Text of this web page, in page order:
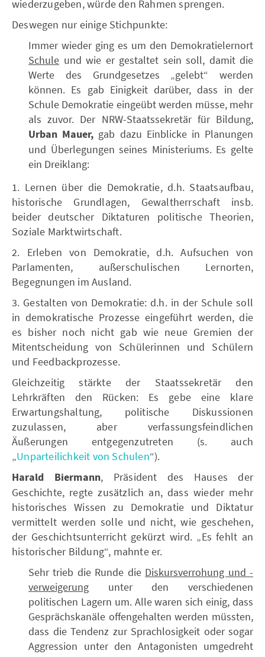
wiederzugeben, würde den Rahmen sprengen.
Deswegen nur einige Stichpunkte:
Immer wieder ging es um den Demokratielernort
Schule und wie er gestaltet sein soll, damit die
Werte des Grundgesetzes „gelebt“ werden
können. Es gab Einigkeit darüber, dass in der
Schule Demokratie eingeübt werden müsse, mehr
als zuvor. Der NRW-Staatssekretär für Bildung,
Urban Mauer, gab dazu Einblicke in Planungen
und Überlegungen seines Ministeriums. Es gelte
ein Dreiklang:
1. Lernen über die Demokratie, d.h. Staatsaufbau,
historische Grundlagen, Gewaltherrschaft insb.
beider deutscher Diktaturen politische Theorien,
Soziale Marktwirtschaft.
2. Erleben von Demokratie, d.h. Aufsuchen von
Parlamenten, außerschulischen Lernorten,
Begegnungen im Ausland.
3. Gestalten von Demokratie: d.h. in der Schule soll
in demokratische Prozesse eingeführt werden, die
es bisher noch nicht gab wie neue Gremien der
Mitentscheidung von Schülerinnen und Schülern
und Feedbackprozesse.
Gleichzeitig stärkte der Staatssekretär den
Lehrkräften den Rücken: Es gebe eine klare
Erwartungshaltung, politische Diskussionen
zuzulassen, aber verfassungsfeindlichen
Äußerungen entgegenzutreten (s. auch
„Unparteilichkeit von Schulen“).
Harald Biermann, Präsident des Hauses der
Geschichte, regte zusätzlich an, dass wieder mehr
historisches Wissen zu Demokratie und Diktatur
vermittelt werden solle und nicht, wie geschehen,
der Geschichtsunterricht gekürzt wird. „Es fehlt an
historischer Bildung“, mahnte er.
Sehr trieb die Runde die Diskursverrohung und -
verweigerung unter den verschiedenen
politischen Lagern um. Alle waren sich einig, dass
Gesprächskanäle offengehalten werden müssten,
dass die Tendenz zur Sprachlosigkeit oder sogar
Aggression unter den Antagonisten umgedreht